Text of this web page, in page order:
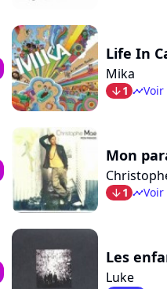
Life In
Mika
arrow_bot1 timelineVoir
Mon
arrow_bot1 timelineVoir
Les
Luke